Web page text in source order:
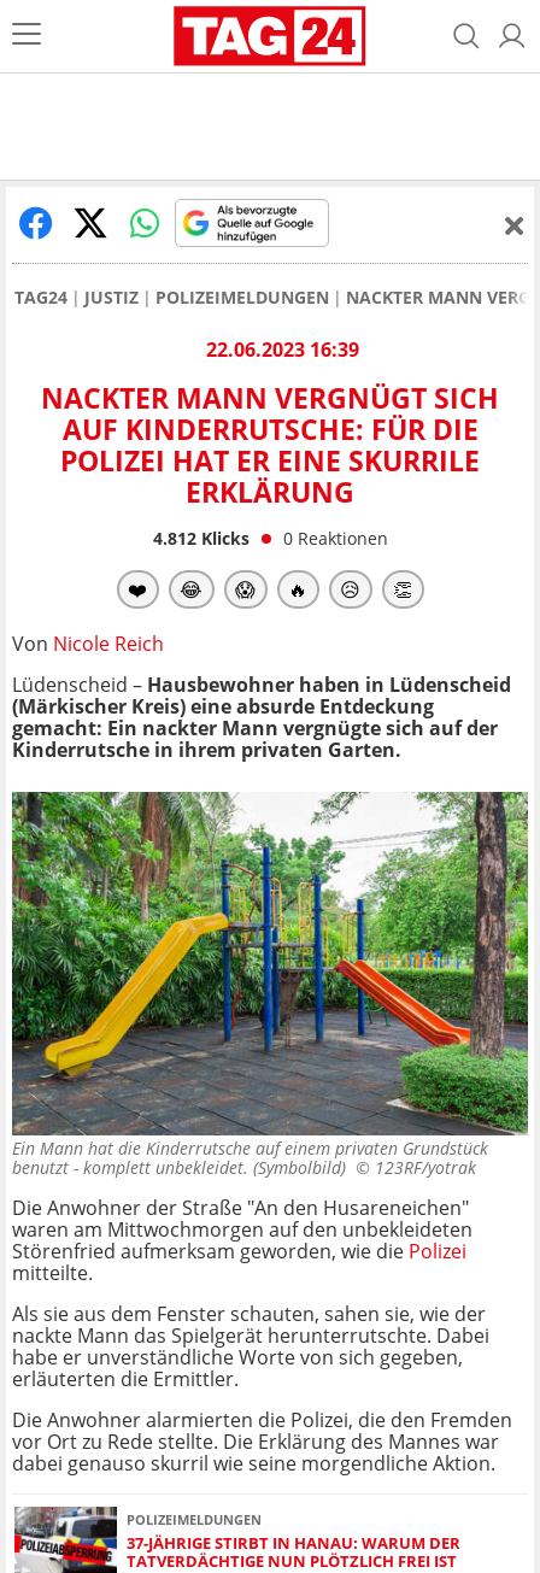
TAG24 JUSTIZ POLIZEIMELDUNGEN NACKTER MANN
22.06.2023 16:39
NACKTER MANN VERGNÜGT SICH
AUF KINDERRUTSCHE: FÜR DIE
POLIZEI HAT ER EINE SKURRILE
ERKLÄRUNG
4.812Klicks 0 Reaktionen
❤️ 😂 😱 🔥 😥 👏
Von Nicole Reich
Lüdenscheid – Hausbewohner haben in Lüdenscheid
(Märkischer Kreis) eine absurde Entdeckung
gemacht: Ein nackter Mann vergnügte sich auf der
Kinderrutsche in ihrem privaten Garten.
Ein Mann hat die Kinderrutsche auf einem privaten Grundstück
benutzt - komplett unbekleidet. (Symbolbild) © 123RF/yotrak
Die Anwohner der Straße "An den Husareneichen"
waren am Mittwochmorgen auf den unbekleideten
Störenfried aufmerksam geworden, wie die Polizei
mitteilte.
Als sie aus dem Fenster schauten, sahen sie, wie der
nackte Mann das Spielgerät herunterrutschte. Dabei
habe er unverständliche Worte von sich gegeben,
erläuterten die Ermittler.
Die Anwohner alarmierten die Polizei, die den Fremden
vor Ort zu Rede stellte. Die Erklärung des Mannes war
dabei genauso skurril wie seine morgendliche Aktion.
POLIZEIMELDUNGEN
37-JÄHRIGE STIRBT IN HANAU: WARUM DER
TATVERDÄCHTIGE NUN PLÖTZLICH FREI IST